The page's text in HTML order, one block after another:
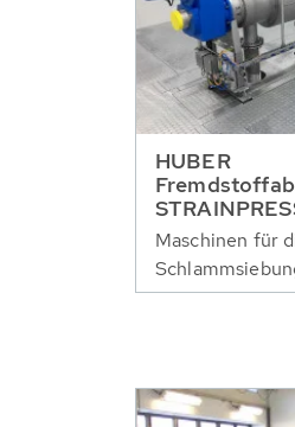
HUBER
Maschinen für